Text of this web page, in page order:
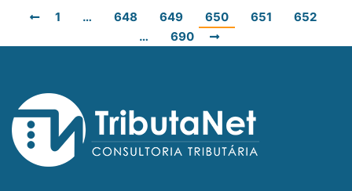
1 … 648 649 650 651
652
…
690